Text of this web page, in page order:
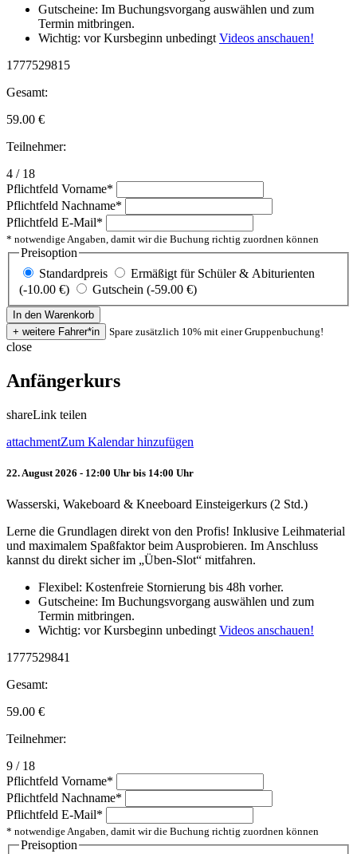
Gutscheine: Im Buchungsvorgang auswählen und zum
Termin mitbringen.
Wichtig: vor Kursbeginn unbedingtVideos anschauen!
1777529815
Gesamt:
59.00 €
Teilnehmer:
4 / 18
Pflichtfeld Vorname*
Pflichtfeld Nachname*
Pflichtfeld E-Mail*
* notwendige Angaben, damit wir die Buchung richtig zuordnen können
Preisoption
Standardpreis
Ermäßigt für Schüler & Abiturienten
(-10.00 €)
Gutschein (-59.00 €)
Spare zusätzlich 10% mit einer Gruppenbuchung!
close
Anfängerkurs
shareLink teilen
attachmentZum Kalendar hinzufügen
22. August 2026 - 12:00 Uhr bis 14:00 Uhr
Wasserski, Wakeboard & Kneeboard Einsteigerkurs (2 Std.)
Lerne die Grundlagen direkt von den Profis! Inklusive Leihmaterial
und maximalem Spaßfaktor beim Ausprobieren. Im Anschluss
kannst du direkt sicher im „Üben-Slot“ mitfahren.
Flexibel: Kostenfreie Stornierung bis 48h vorher.
Gutscheine: Im Buchungsvorgang auswählen und zum
Termin mitbringen.
Wichtig: vor Kursbeginn unbedingt Videos anschauen!
1777529841
Gesamt:
59.00 €
Teilnehmer:
9 / 18
Pflichtfeld Vorname*
Pflichtfeld Nachname*
Pflichtfeld E-Mail*
* notwendige Angaben, damit wir die Buchung richtig zuordnen können
Preisoption